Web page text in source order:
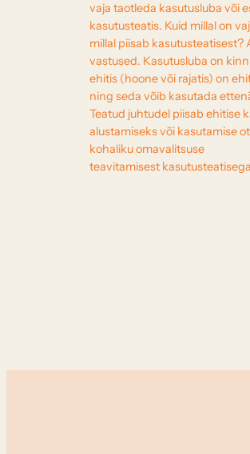
vaja taotleda kasutusluba või
kasutusteatis. Kuid millal on
millal piisab kasutusteatisest?
vastused. Kasutusluba on
ehitis (hoone või rajatis) on
ning seda võib kasutada
Teatud juhtudel piisab ehitise
alustamiseks või kasutamise
kohaliku omavalitsuse
teavitamisest